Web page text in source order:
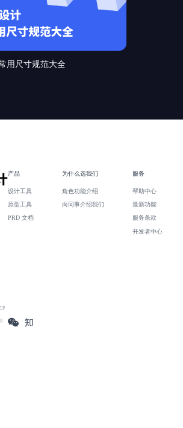
用尺寸规范大全
产品
设计工具
原型工具
PRD 文档
为什么选我们
角色功能介绍
向同事介绍我们
服务
帮助中心
最新功能
服务条款
开发者中心